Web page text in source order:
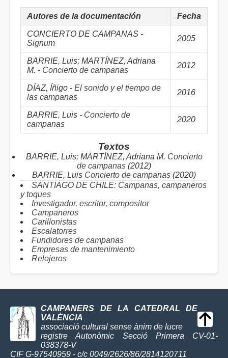
Autores de la documentación Fecha
CONCIERTO DE CAMPANAS -
Signum
2005
BARRIE, Luis; MARTÍNEZ, Adriana
M. - Concierto de campanas
2012
DÍAZ, Íñigo - El sonido y el tiempo de
las campanas
2016
BARRIE, Luis - Concierto de
campanas
2020
Textos
BARRIE, Luis; MARTÍNEZ, Adriana M. Concierto
de campanas (2012)
BARRIE, Luis Concierto de campanas (2020)
SANTIAGO DE CHILE: Campanas, campaneros
y toques
Investigador, escritor, compositor
Campaneros
Carillonistas
Escalatorres
Fundidores de campanas
Empresas de mantenimiento
Relojeros
CAMPANERS DE LA CATEDRAL DE
VALÈNCIA
associació cultural sense ànim de lucre
registre Autonòmic Secció Primera CV-01-
038378-V
CIF G-97540959 - c/c 0049/2626/86/2814120711